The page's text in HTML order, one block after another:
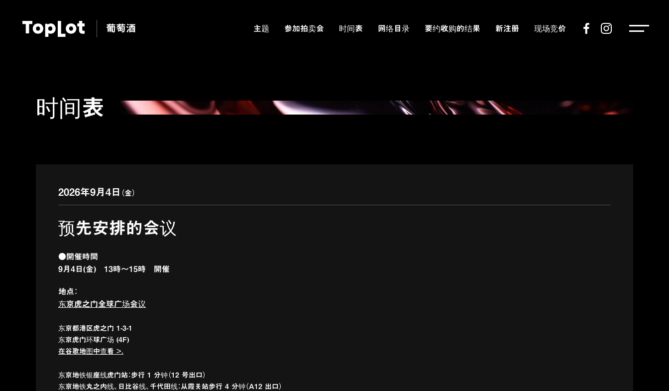
葡萄酒 主题 参加拍卖会 时间表 网络目录 要约收购的结果 新注册 现场竞价
时间表
2026年9月4日 （金）
预先安排的会议
●開催時間
9月4日(金) 13時～15時 開催
地点：
东京虎之门全球广场会议
东京都港区虎之门 1-3-1
东京虎门环球广场 (4F)
在谷歌地图中查看 >.
东京地铁银座线虎门站：步行 1 分钟（12 号出口）
东京地铁丸之内线、日比谷线、千代田线：从霞关站步行 4 分钟（A12 出口）